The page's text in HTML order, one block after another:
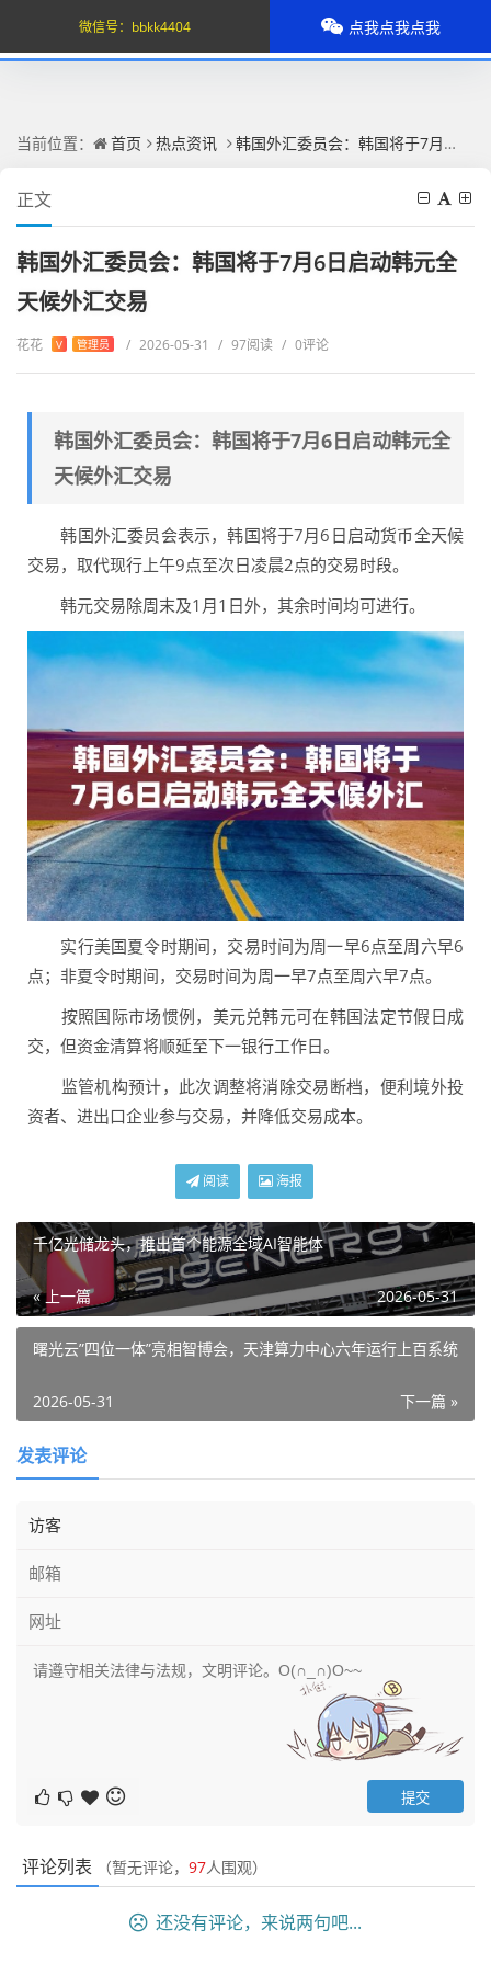
当前位置： 首页 热点资讯 韩国外汇委员会：韩国将于7月6日启动韩元全天候外汇交易
正文
韩国外汇委员会：韩国将于7月6日启动韩元全
天候外汇交易
花花 V 管理员 / 2026-05-31 / 97阅读 / 0评论
韩国外汇委员会：韩国将于7月6日启动韩元全
天候外汇交易
韩国外汇委员会表示，韩国将于7月6日启动货币全天候
交易，取代现行上午9点至次日凌晨2点的交易时段。
韩元交易除周末及1月1日外，其余时间均可进行。
实行美国夏令时期间，交易时间为周一早6点至周六早6
点；非夏令时期间，交易时间为周一早7点至周六早7点。
按照国际市场惯例，美元兑韩元可在韩国法定节假日成
交，但资金清算将顺延至下一银行工作日。
监管机构预计，此次调整将消除交易断档，便利境外投
资者、进出口企业参与交易，并降低交易成本。
阅读 海报
千亿光储龙头，推出首个能源全域AI智能体
« 上一篇 2026-05-31
曙光云”四位一体”亮相智博会，天津算力中心六年运行上百系统
下一篇 »
2026-05-31
发表评论
评论列表 （暂无评论， 97人围观）
还没有评论，来说两句吧...
微信号： bbkk4404 点我点我点我